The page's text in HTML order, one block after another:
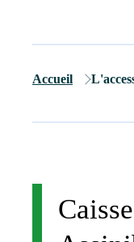
Accueil
Caisse